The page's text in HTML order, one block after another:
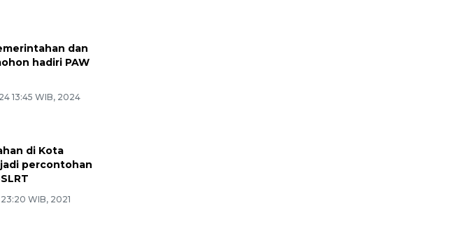
dan
hadiri PAW
13:45 WIB, 2024
di Kota
percontohan
WIB, 2021